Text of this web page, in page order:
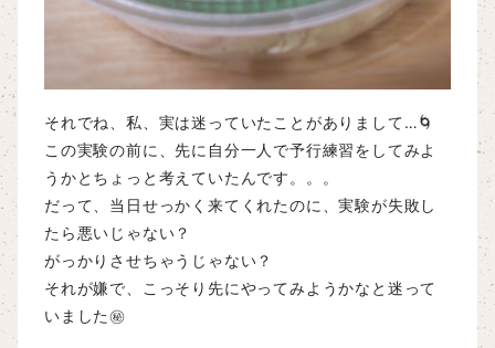
それでね、私、実は迷っていたことがありまして…🌀
この実験の前に、先に自分一人で予行練習をしてみよ
うかとちょっと考えていたんです。。。
だって、当日せっかく来てくれたのに、実験が失敗し
たら悪いじゃない？
がっかりさせちゃうじゃない？
それが嫌で、こっそり先にやってみようかなと迷って
いました㊙